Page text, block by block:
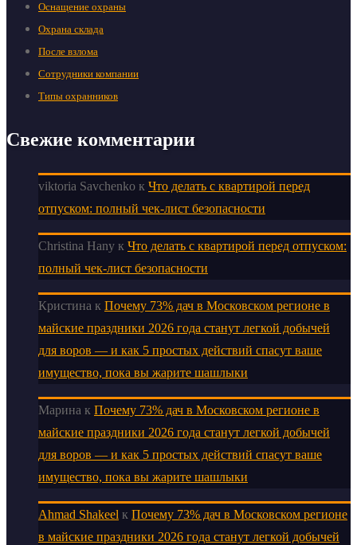
Оснащение охраны
Охрана склада
После взлома
Сотрудники компании
Типы охранников
Свежие комментарии
viktoria Savchenko к Что делать с квартирой перед
отпуском: полный чек-лист безопасности
Christina Hany к Что делать с квартирой перед отпуском:
полный чек-лист безопасности
Кристина к Почему 73% дач в Московском регионе в
майские праздники 2026 года станут легкой добычей
для воров — и как 5 простых действий спасут ваше
имущество, пока вы жарите шашлыки
Марина к Почему 73% дач в Московском регионе в
майские праздники 2026 года станут легкой добычей
для воров — и как 5 простых действий спасут ваше
имущество, пока вы жарите шашлыки
Ahmad Shakeel к Почему 73% дач в Московском регионе
в майские праздники 2026 года станут легкой добычей